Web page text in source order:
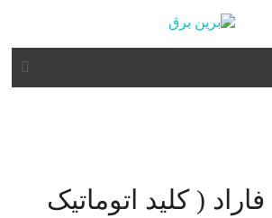
( کلید اتوماتیک